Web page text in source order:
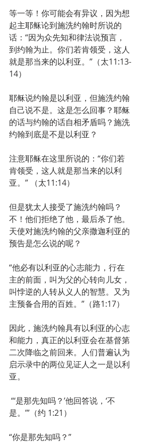
等一等！你可能会有异议，因为想
起主耶稣论到施洗约翰时所说的
话：“因为众先知和律法说预言，
到约翰为止。你们若肯领受，这人
就是那当来的以利亚。”（太11:13-
14）
耶稣说约翰是以利亚，但施洗约翰
自己说不是。这是怎么回事？耶稣
的话与约翰的话自相矛盾吗？施洗
约翰到底是不是以利亚？
注意耶稣在这里所说的：“你们若
肯领受，这人就是那当来的以利
亚。” （太11:14）
但是犹太人接受了施洗约翰吗？
不！他们拒绝了他，最后杀了他。
天使对施洗约翰的父亲撒迦利亚的
预告是怎么说的呢？
“他必有以利亚的心志能力，行在
主的前面，叫为父的心转向儿女，
叫悖逆的人转从义人的智慧。又为
主预备合用的百姓。”（路1:17）
因此，施洗约翰具有以利亚的心志
和能力，真正的以利亚会在基督第
二次降临之前回来。人们普遍认为
启示录中的两位见证人之一是以利
亚。
是。’”（约 1:21）
“你是那先知吗？”